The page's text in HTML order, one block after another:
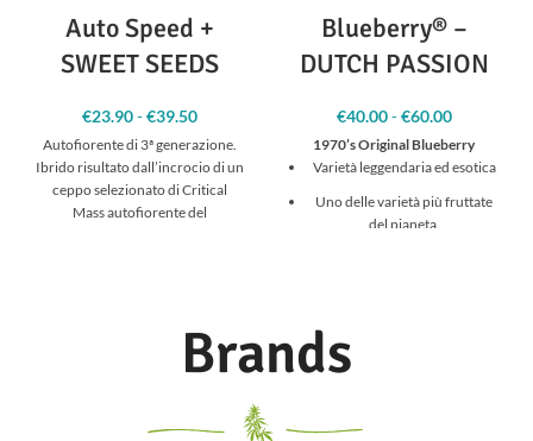
Auto Speed +
SWEET SEEDS
€23.90 - €39.50
prezzo:
da
€23.90 a
€39.50
Autofiorente di 3ª generazione.
Ibrido risultato dall’incrocio di un
ceppo selezionato di Critical
Mass autofiorente del
Blueberry® –
DUTCH PASSION
€40.00 - €60.00
prezzo:
€40.00 a
1970’s Original Blueberry
Varietà leggendaria ed esotica
Uno delle varietà più fruttate
del pianeta
nel mercato alla fine degli anni
Brands